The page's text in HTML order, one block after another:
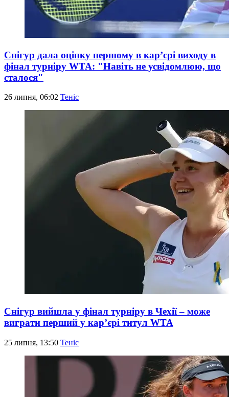
Снігур дала оцінку першому в кар’єрі виходу в
фінал турніру WTA: "Навіть не усвідомлюю, що
сталося"
26 липня, 06:02 Теніс
Снігур вийшла у фінал турніру в Чехії – може
виграти перший у кар’єрі титул WTA
25 липня, 13:50 Теніс